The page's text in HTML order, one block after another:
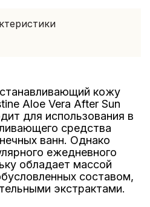
кожу
Aloe Vera After Sun
для использования в
средства
ванн. Однако
ежедневного
обладает массой
составом,
экстрактами.